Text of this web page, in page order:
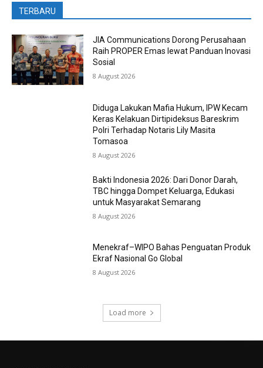
TERBARU
JIA Communications Dorong Perusahaan
Raih PROPER Emas lewat Panduan Inovasi
Sosial
8 August 2026
Diduga Lakukan Mafia Hukum, IPW Kecam
Keras Kelakuan Dirtipideksus Bareskrim
Polri Terhadap Notaris Lily Masita
Tomasoa
8 August 2026
Bakti Indonesia 2026: Dari Donor Darah,
TBC hingga Dompet Keluarga, Edukasi
untuk Masyarakat Semarang
8 August 2026
Menekraf–WIPO Bahas Penguatan Produk
Ekraf Nasional Go Global
8 August 2026
Load more